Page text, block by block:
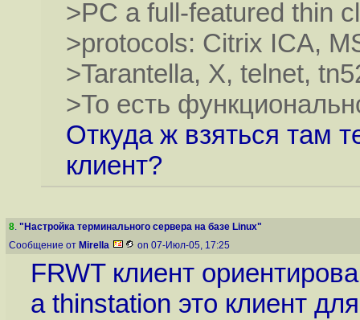
>PC a full-featured thin
>protocols: Citrix ICA,
>Tarantella, X, telnet,
>То есть
Откуда ж взяться там
клиент?
8. "Настройка терминального сервера на базе Linux"
Сообщение от Mirella on 07-Июл-05, 17:25
FRWT клиент
а thinstation это клиент